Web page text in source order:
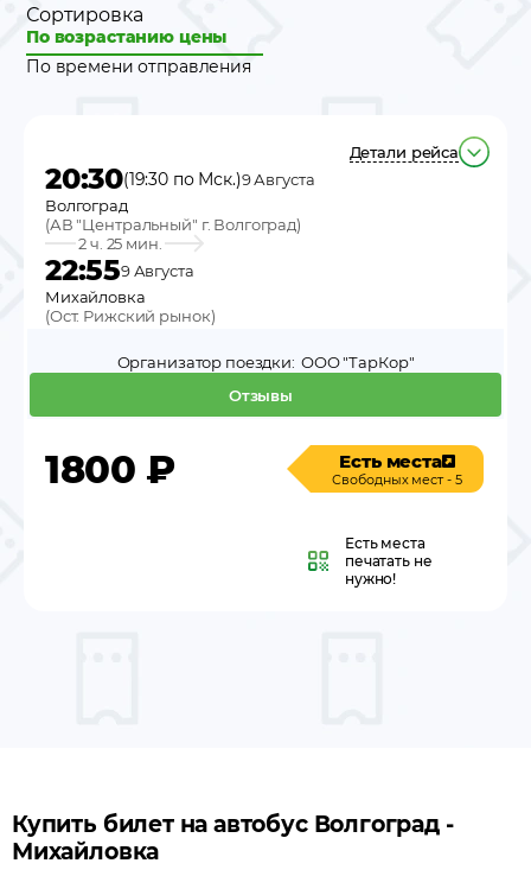
Сортировка
По возрастанию цены
По времени отправления
Детали рейса
20:30(19:30 по Мск.)9 Августа
Волгоград
(АВ "Центральный" г. Волгоград)
2 ч. 25 мин.
22:559 Августа
Михайловка
(Ост. Рижский рынок)
Отзывы
Организатор поездки: ООО "ТарКор"
1800 ₽ Есть места
Свободных мест - 5
Есть места
печатать не
нужно!
Купить билет на автобус Волгоград -
Михайловка